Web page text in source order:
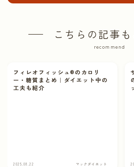
こちらの記事
recommend
フィレオフィッシュ®のカロリ
ー・糖質まとめ｜ダイエット中の
工夫も紹介
2025.08.22 マックダイエット